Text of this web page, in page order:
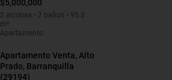
$5,000,000
2 alcobas • 2 baños • 95.3
m²
Apartamento
Apartamento Venta, Alto
Prado, Barranquilla
(29194)